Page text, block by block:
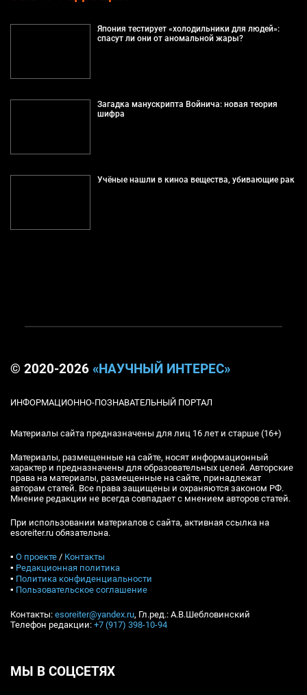
Япония тестирует «холодильники для людей»:
спасут ли они от аномальной жары?
Загадка манускрипта Войнича: новая теория
шифра
Учёные нашли в киноа вещества, убивающие рак
© 2020-2026 «НАУЧНЫЙ ИНТЕРЕС»
ИНФОРМАЦИОННО-ПОЗНАВАТЕЛЬНЫЙ ПОРТАЛ
Материалы сайта предназначены для лиц 16 лет и старше (16+)
Материалы, размещенные на сайте, носят информационный
характер и предназначены для образовательных целей. Авторские
права на материалы, размещенные на сайте, принадлежат
авторам статей. Все права защищены и охраняются законом РФ.
Мнение редакции не всегда совпадает с мнением авторов статей.
При использовании материалов с сайта, активная ссылка на
esoreiter.ru обязательна.
▪ О проекте / Контакты
▪ Редакционная политика
▪ Политика конфиденциальности
▪ Пользовательское соглашение
Контакты: esoreiter@yandex.ru, Гл.ред.: А.В.Шебловинский
Телефон редакции: +7 (917) 398-10-94
МЫ В СОЦСЕТЯХ